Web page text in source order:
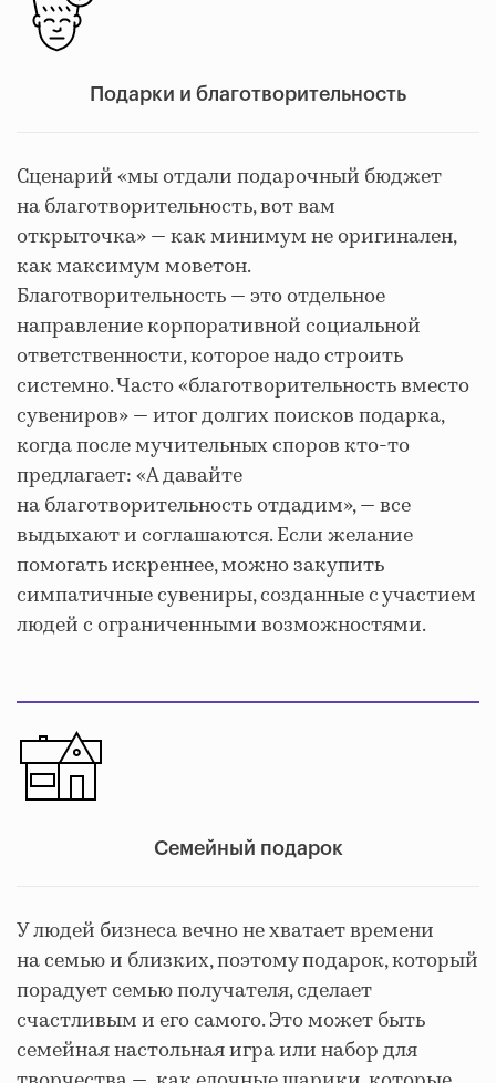
Подарки и благотворительность
Сценарий «мы отдали подарочный бюджет
на благотворительность, вот вам
открыточка» — как минимум не оригинален,
как максимум моветон.
Благотворительность — это отдельное
направление корпоративной социальной
ответственности, которое надо строить
системно. Часто «благотворительность вместо
сувениров» — итог долгих поисков подарка,
когда после мучительных споров кто-то
предлагает: «А давайте
на благотворительность отдадим», — все
выдыхают и соглашаются. Если желание
помогать искреннее, можно закупить
симпатичные сувениры, созданные с участием
людей с ограниченными возможностями.
Семейный подарок
У людей бизнеса вечно не хватает времени
на семью и близких, поэтому подарок, который
порадует семью получателя, сделает
счастливым и его самого. Это может быть
семейная настольная игра или набор для